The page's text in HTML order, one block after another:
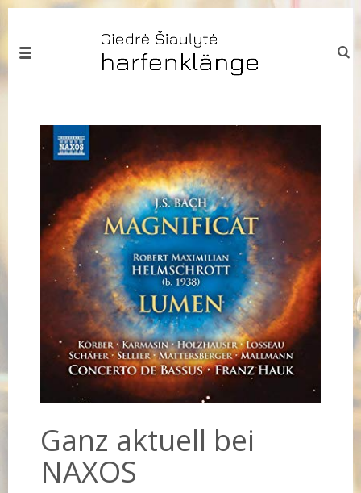
Ganz aktuell bei
NAXOS